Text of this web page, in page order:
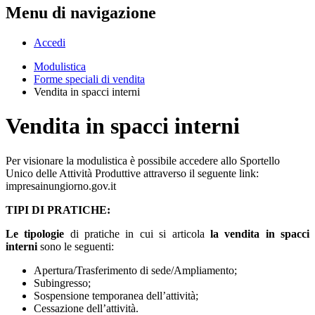
Menu di navigazione
Accedi
Modulistica
Forme speciali di vendita
Vendita in spacci interni
Vendita in spacci interni
Per visionare la modulistica è possibile accedere allo Sportello
Unico delle Attività Produttive attraverso il seguente link:
impresainungiorno.gov.it
TIPI DI PRATICHE:
Le tipologie di pratiche in cui si articola la vendita in spacci
interni sono le seguenti:
Apertura/Trasferimento di sede/Ampliamento;
Subingresso;
Sospensione temporanea dell’attività;
Cessazione dell’attività.